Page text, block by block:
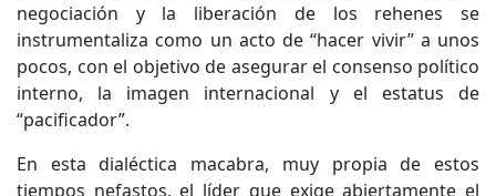
negociación y la liberación de los rehenes se
instrumentaliza como un acto de “hacer vivir” a unos
pocos, con el objetivo de asegurar el consenso político
interno, la imagen internacional y el estatus de
“pacificador”.
En esta dialéctica macabra, muy propia de estos
tiempos nefastos, el líder que exige abiertamente el